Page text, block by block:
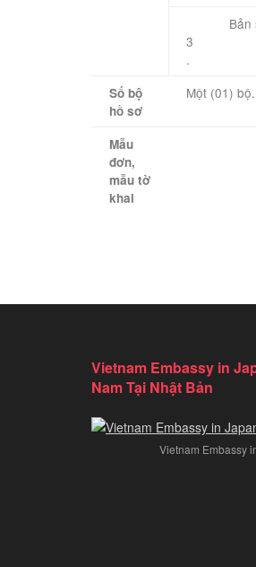
3
.
Số bộ
hồ sơ
Một (01) bộ.
Mẫu
đơn,
mẫu tờ
khai
Vietnam Embassy in
Nam Tại Nhật Bản
Vietnam Embassy